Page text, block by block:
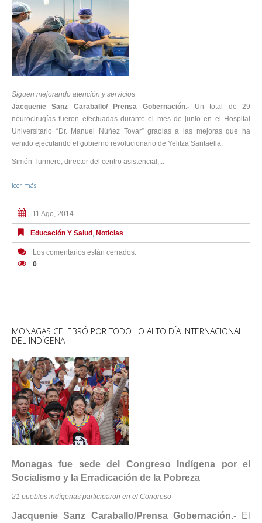
Siguen mejorando atención y servicios
Jacquenie Sanz Caraballo/ Prensa Gobernación.-Un total de 29
neurocirugías fueron efectuadas durante el mes de junio en el Hospital
Universitario “Dr. Manuel Núñez Tovar” gracias a las mejoras que ha
venido ejecutando el gobierno revolucionario de Yelitza Santaella.
Simón Turmero, director del centro asistencial,...
leer más
11 Ago, 2014
Educación Y Salud , Noticias
Los comentarios están cerrados.
0
MONAGAS CELEBRÓ POR TODO LO ALTO DÍA INTERNACIONAL
DEL INDÍGENA
Monagas fue sede del Congreso Indígena por el
Socialismo y la Erradicación de la Pobreza
21 pueblos indígenas participaron en el Congreso
Jacquenie Sanz Caraballo/Prensa Gobernación.- El